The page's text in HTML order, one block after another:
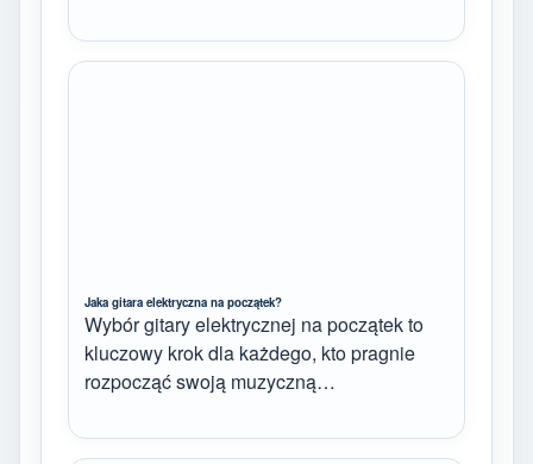
Jaka gitara elektryczna na początek?
Wybór gitary elektrycznej na początek to
kluczowy krok dla każdego, kto pragnie
rozpocząć swoją muzyczną…